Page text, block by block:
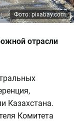
Фото: pixabay.com
отрасли
Казахстана.
Комитета